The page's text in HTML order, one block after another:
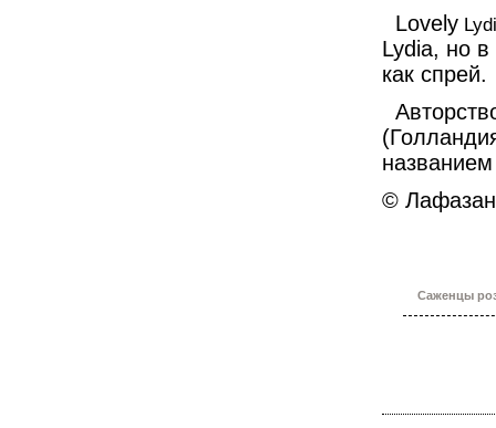
Lovely
Lydia, но в
как спрей.
©
Саженцы